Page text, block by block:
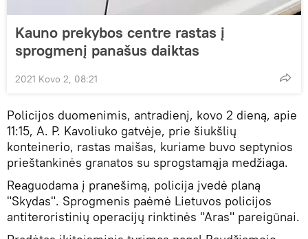
Kauno prekybos centre rastas į
sprogmenį panašus daiktas
2021 Kovo 2, 08:21
Policijos duomenimis, antradienį, kovo 2 dieną, apie
11:15, A. P. Kavoliuko gatvėje, prie šiukšlių
konteinerio, rastas maišas, kuriame buvo septynios
prieštankinės granatos su sprogstamąja medžiaga.
Reaguodama į pranešimą, policija įvedė planą
"Skydas". Sprogmenis paėmė Lietuvos policijos
antiteroristinių operacijų rinktinės "Aras" pareigūnai.